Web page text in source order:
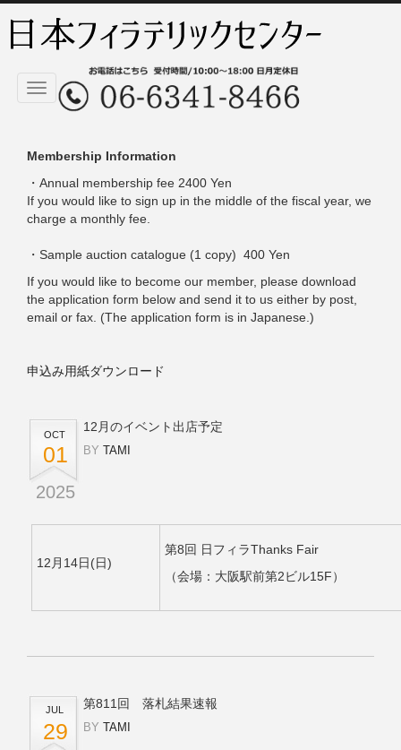
Toggle
navigation
Membership Information
・Annual membership fee 2400 Yen
If you would like to sign up in the middle of the fiscal year, we
charge a monthly fee.
・Sample auction catalogue (1 copy) 400 Yen
If you would like to become our member, please download
the application form below and send it to us either by post,
email or fax. (The application form is in Japanese.)
申込み用紙ダウンロード
OCT
01
2025
12月のイベント出店予定
BY TAMI
12月14日(日)
第8回 日フィラThanks Fair
（会場：大阪駅前第2ビル15F）
JUL
29
第811回 落札結果速報
BY TAMI